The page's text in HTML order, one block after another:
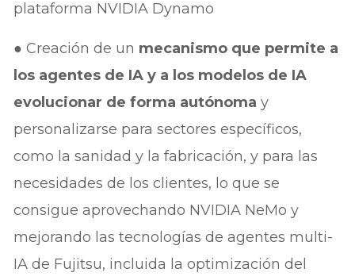
plataforma NVIDIA Dynamo
● Creación de un mecanismo que permite a
los agentes de IA y a los modelos de IA
evolucionar de forma autónoma y
personalizarse para sectores específicos,
como la sanidad y la fabricación, y para las
necesidades de los clientes, lo que se
consigue aprovechando NVIDIA NeMo y
mejorando las tecnologías de agentes multi-
IA de Fujitsu, incluida la optimización del